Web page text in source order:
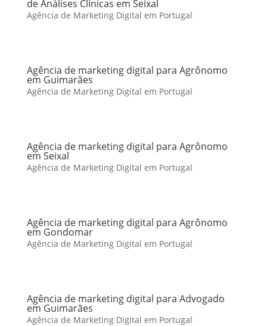
de Análises Clínicas em Seixal
Agência de Marketing Digital em Portugal
Agência de marketing digital para Agrônomo
em Guimarães
Agência de Marketing Digital em Portugal
Agência de marketing digital para Agrônomo
em Seixal
Agência de Marketing Digital em Portugal
Agência de marketing digital para Agrônomo
em Gondomar
Agência de Marketing Digital em Portugal
Agência de marketing digital para Advogado
em Guimarães
Agência de Marketing Digital em Portugal